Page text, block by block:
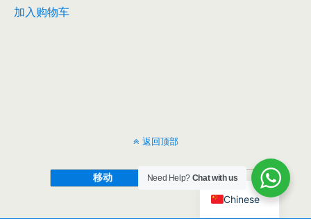
加入购物车
返回顶部
移动 桌面
Need Help? Chat with us
Chinese